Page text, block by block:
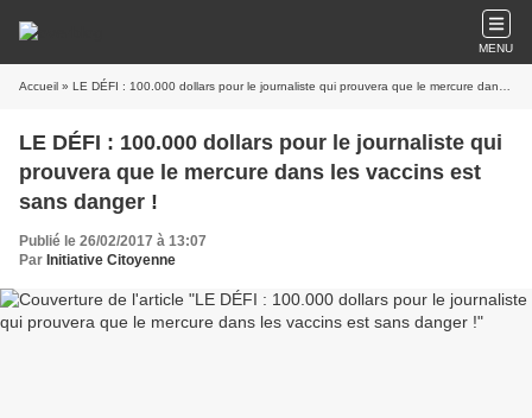
MENU
Accueil » LE DÉFI : 100.000 dollars pour le journaliste qui prouvera que le mercure dans les vaccins est sans danger !
LE DÉFI : 100.000 dollars pour le journaliste qui
prouvera que le mercure dans les vaccins est
sans danger !
Publié le 26/02/2017 à 13:07
Par Initiative Citoyenne